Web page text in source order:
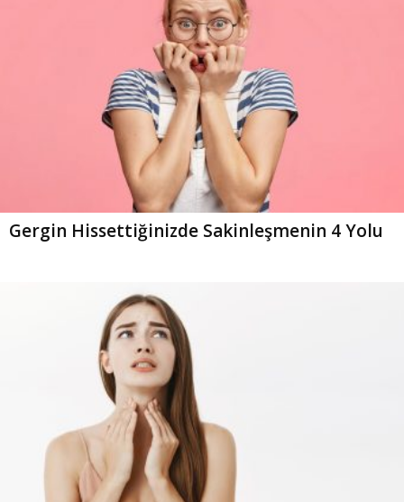
Gergin Hissettiğinizde Sakinleşmenin 4 Yolu